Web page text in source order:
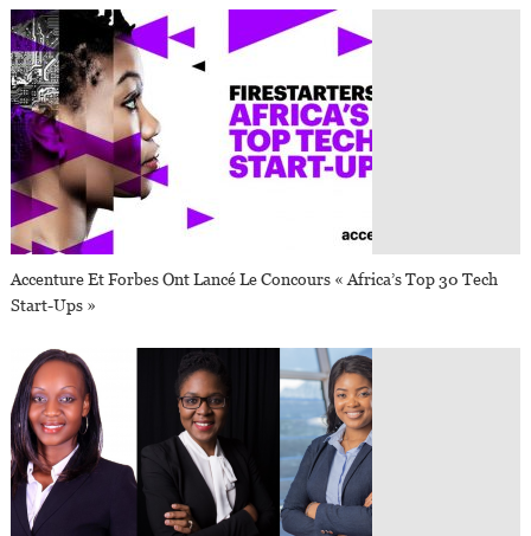
Accenture Et Forbes Ont Lancé Le Concours « Africa’s Top 30 Tech
Start-Ups »